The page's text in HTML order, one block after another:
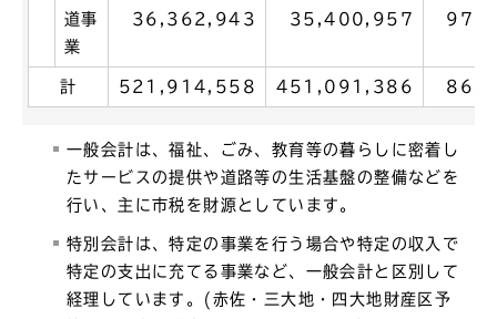
道事
業
36,362,943 35,400,957 97.4
計 521,914,558 451,091,386 86.4
一般会計は、福祉、ごみ、教育等の暮らしに密着し
たサービスの提供や道路等の生活基盤の整備などを
行い、主に市税を財源としています。
特別会計は、特定の事業を行う場合や特定の収入で
特定の支出に充てる事業など、一般会計と区別して
経理しています。(赤佐・三大地・四大地財産区予